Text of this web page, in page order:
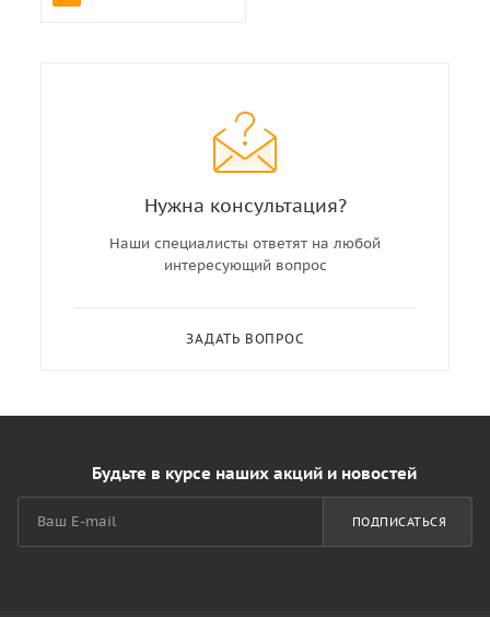
Нужна консультация?
Наши специалисты ответят на любой
интересующий вопрос
ЗАДАТЬ ВОПРОС
Будьте в курсе наших акций и новостей
ПОДПИСАТЬСЯ